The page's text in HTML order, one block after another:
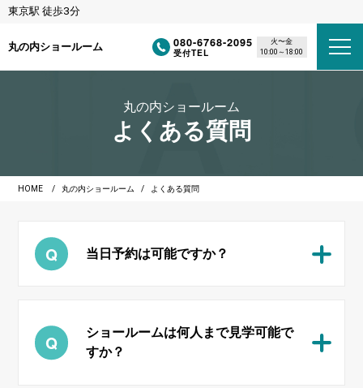
東京駅 徒歩3分
丸の内ショールーム 080-6768-2095
受付TEL
火〜金
10:00～18:00
丸の内ショールーム
よくある質問
HOME 丸の内ショールーム よくある質問
当日予約は可能ですか？
ショールームは何人まで見学可能で
すか？